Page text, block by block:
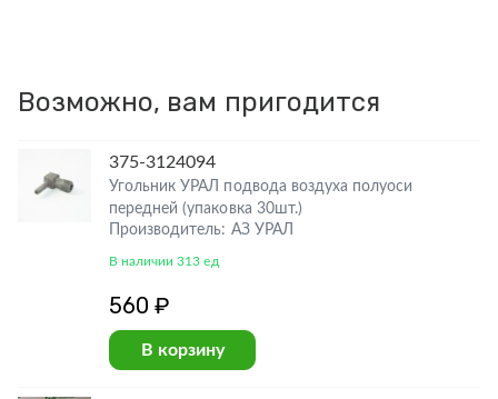
Возможно, вам пригодится
375-3124094
Угольник УРАЛ подвода воздуха полуоси
передней (упаковка 30шт.)
Производитель: АЗ УРАЛ
В наличии 313 ед
560 ₽
В корзину